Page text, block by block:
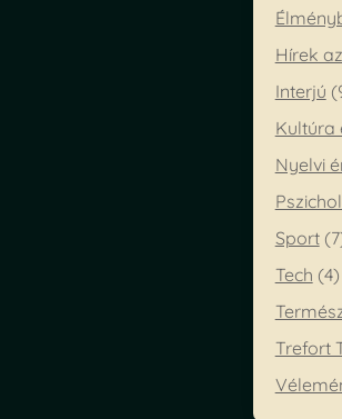
Hírek
Interjú
Kultúra
Nyelvi
Sport
Tech (4)
Trefort